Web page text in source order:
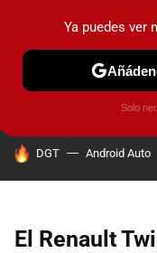
PRUEBAS COCHES
HOY SE HABLA DE
DGT Android Auto
El Renault
Ya puedes ver
Solo